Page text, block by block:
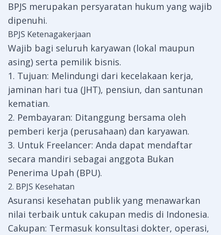
BPJS merupakan persyaratan hukum yang wajib
dipenuhi.
BPJS Ketenagakerjaan
Wajib bagi seluruh karyawan (lokal maupun
asing) serta pemilik bisnis.
1. Tujuan: Melindungi dari kecelakaan kerja,
jaminan hari tua (JHT), pensiun, dan santunan
kematian.
2. Pembayaran: Ditanggung bersama oleh
pemberi kerja (perusahaan) dan karyawan.
3. Untuk Freelancer: Anda dapat mendaftar
secara mandiri sebagai anggota Bukan
Penerima Upah (BPU).
2. BPJS Kesehatan
Asuransi kesehatan publik yang menawarkan
nilai terbaik untuk cakupan medis di Indonesia.
Cakupan: Termasuk konsultasi dokter, operasi,